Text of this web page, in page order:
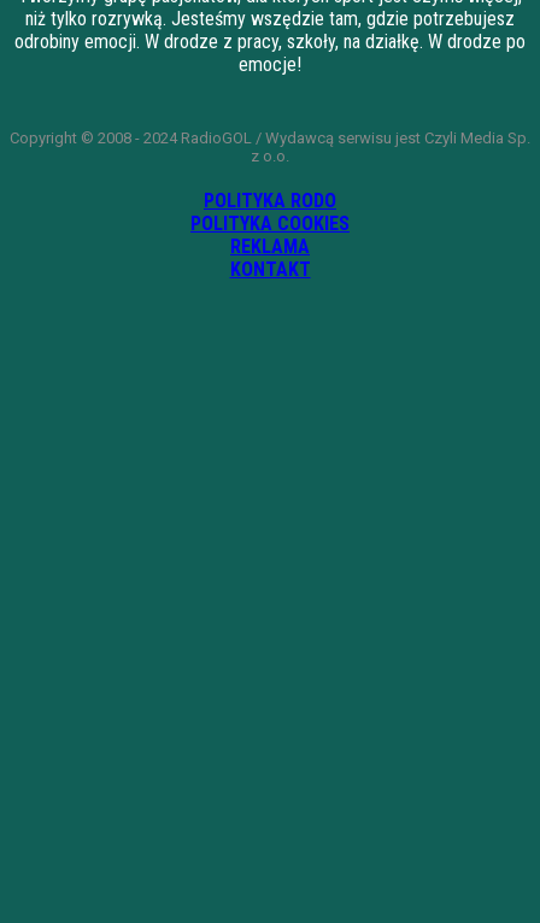
niż tylko rozrywką. Jesteśmy wszędzie tam, gdzie potrzebujesz
odrobiny emocji. W drodze z pracy, szkoły, na działkę. W drodze po
emocje!
Copyright © 2008 - 2024 RadioGOL / Wydawcą serwisu jest Czyli Media Sp.
z o.o.
POLITYKA RODO
POLITYKA COOKIES
REKLAMA
KONTAKT